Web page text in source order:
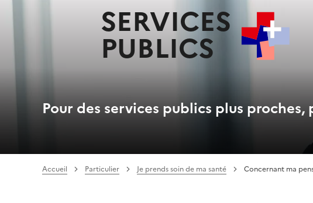
SERVICES
PUBLICS
Pour des services publics plus
Accueil Particulier Je prends soin de ma santé Concernant ma